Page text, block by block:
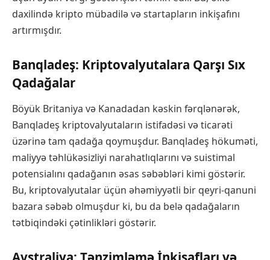
daxilində kripto mübadilə və startapların inkişafını
artırmışdır.
Banqladeş: Kriptovalyutalara Qarşı Sıx
Qadağalar
Böyük Britaniya və Kanadadan kəskin fərqlənərək,
Banqladeş kriptovalyutaların istifadəsi və ticarəti
üzərinə tam qadağa qoymuşdur. Banqladeş hökuməti,
maliyyə təhlükəsizliyi narahatlıqlarını və suistimal
potensialını qadağanın əsas səbəbləri kimi göstərir.
Bu, kriptovalyutalar üçün əhəmiyyətli bir qeyri-qanuni
bazara səbəb olmuşdur ki, bu da belə qadağaların
tətbiqindəki çətinlikləri göstərir.